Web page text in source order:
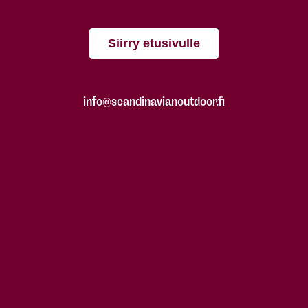
Siirry etusivulle
info@scandinavianoutdoor.fi